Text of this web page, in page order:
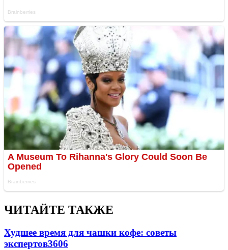
ЧИТАЙТЕ ТАКЖЕ
Худшее время для чашки кофе: советы
экспертов3606